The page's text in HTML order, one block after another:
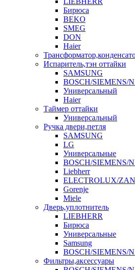
Бирюса
BEKO
SMEG
DON
Haier
Испаритель,тэн оттайки
SAMSUNG
BOSCH/SIEMENS/
Универсальный
Haier
Таймер оттайки
Универсальный
Ручка двери,петля
SAMSUNG
LG
Универсальные
BOSCH/SIEMENS/
Liebherr
ELECTROLUX/
Gorenje
Miele
Дверь,уплотнитель
LIEBHERR
Бирюса
Универсальные
Samsung
BOSCH/SIEMENS/
Фильтры,аксессуары